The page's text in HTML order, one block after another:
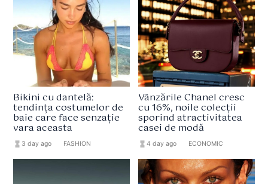
Bikini cu dantelă:
tendința costumelor de
baie care face senzație
vara aceasta
hourglass_full 3 day ago FASHION
Vânzările Chanel cresc
cu 16%, noile colecții
sporind atractivitatea
casei de modă
hourglass_full 4 day ago ECONOMIC